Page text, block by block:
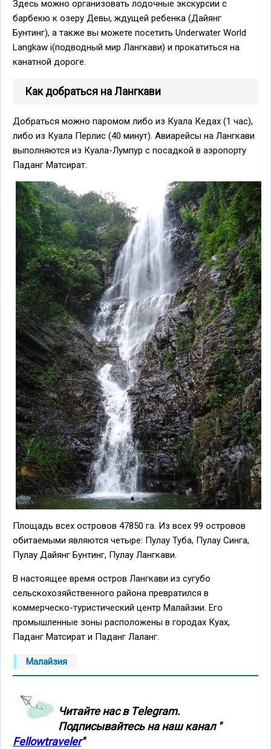
Здесь можно организовать лодочные экскурсии с
барбекю к озеру Девы, ждущей ребенка (Дайянг
Бунтинг), а также вы можете посетить Underwater World
Langkaw i(подводный мир Лангкави) и прокатиться на
канатной дороге.
Как добраться на Лангкави
Добраться можно паромом либо из Куала Кедах (1 час),
либо из Куала Перлис (40 минут). Авиарейсы на Лангкави
выполняются из Куала-Лумпур с посадкой в аэропорту
Паданг Матсират.
Площадь всех островов 47850 га. Из всех 99 островов
обитаемыми являются четыре: Пулау Туба, Пулау Синга,
Пулау Дайянг Бунтинг, Пулау Лангкави.
В настоящее время остров Лангкави из сугубо
сельскохозяйственного района превратился в
коммерческо-туристический центр Малайзии. Его
промышленные зоны расположены в городах Куах,
Паданг Матсират и Паданг Лаланг.
Малайзия
Читайте нас в Тelegram.
Подписывайтесь на наш канал "
Fellowtraveler"